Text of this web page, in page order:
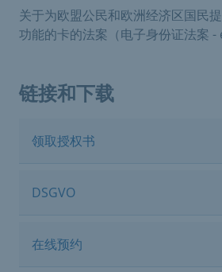
关于为欧盟公民和欧洲经济区国民
功能的卡的法案（电子身份证法案 -
链接和下载
领取授权书
DSGVO
在线预约